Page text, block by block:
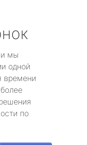
и мы
одной
времени
по